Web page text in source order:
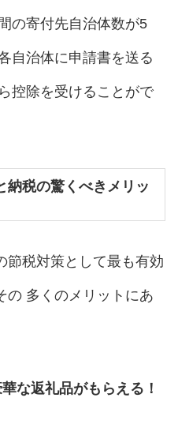
の寄付先自治体数が5
自治体に申請書を送る
控除を受けることがで
納税の驚くべきメリッ
節税対策として最も有効
の 多くのメリットにあ
な返礼品がもらえる！